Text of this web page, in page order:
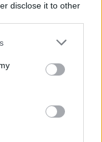
disclose it to other
00:00:49
šešis